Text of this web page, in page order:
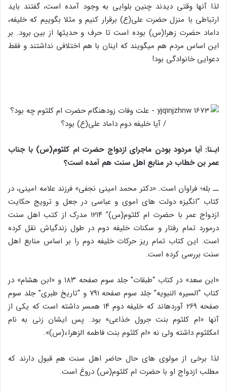
لذا آنها وقتی دیدند چنین بلوایی به وجود آمده است، گفتند باید
ارتباطی با منزل حضرت علی(ع) برقرار کنیم و مثلا بگوییم که خلیفه،
داماد حضرت زهرا(س) بوده است تا حرف‎ و حدیث‎ها از بین برود. بر
این اساس مردم هم می‎گویند که اینان با هم اختلافی نداشتند و فقط
دعوایی خانوادگی بود!
ابـنا: آیا مردود بودن ماجرای ازدواج حضرت ام کلثوم(س) با جناب
عمر بن خطاب در منابع اهل سنت هم آمده است؟
ــ بله؛ فراوان است. «دکتر محمد امینی نجفی» فرزند علامه امینی، در
کتاب “انگیزه دولت های اموی و عباسی در جعل و ترویج حکایت
ازدواج عمر با حضرت ام کلثوم(س)” ۱۲۱۴ مدرک از کتب اهل سنت
درمورد تمام رفتار و سکنات خلیفه دوم در طول زندگی‎اش نقل کرده
است. این کتاب تمام ریز حرکات خلیفه دوم را بر اساس منابع اهل
سنت بررسی کرده است.
«ابن سعد» در کتاب “طبقات” جلد سوم صفحه ۱۸۳ و «ابن هشام» در
کتاب “السیره النبویه” جلد سوم صفحه ۷۹۱ و “تاریخ طبری” جلد سوم
صفحه ۲۶۹ آورده‎اند که خلیفه دوم ۱۴ همسر داشته است که یکی از
آنها «ام کلثوم بنت جرول خذاعی» بود. پس ایشان زنی به نام
ام‎کلثوم داشته ولی نه «ام کلثوم بنت فاطمه الزهراء(س)».
لذا برخی از مولوی های حال حاضر اهل سنت هم قبول دارند که
مطلب ازدواج او با حضرت ام کلثوم(س) دروغ است.